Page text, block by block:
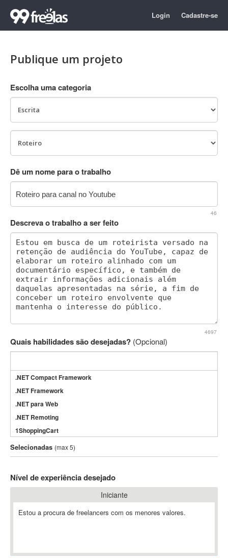
Login Cadastre-se
Publique um projeto
Escolha uma categoria
Dê um nome para o trabalho
46
Descreva o trabalho a ser feito
4697
Quais habilidades são desejadas? (Opcional)
.NET Compact Framework
.NET Framework
.NET para Web
.NET Remoting
1ShoppingCart
3DS Max
3GSM
802.11
A-GPS
Selecionadas (max 5)
Nível de experiência desejado
Iniciante
Estou a procura de freelancers com os menores valores.